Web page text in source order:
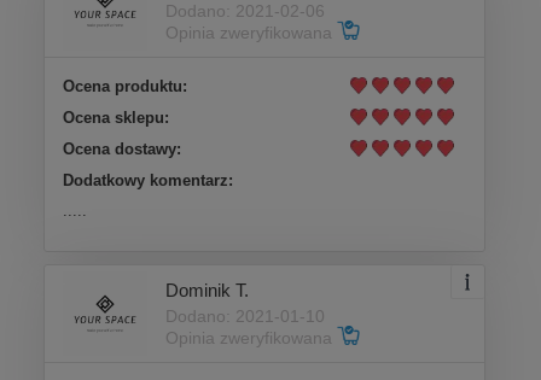
Dodano: 2021-02-06
Opinia zweryfikowana
Ocena produktu:
Ocena sklepu:
Ocena dostawy:
Dodatkowy komentarz:
Dominik T.
Dodano: 2021-01-10
Opinia zweryfikowana